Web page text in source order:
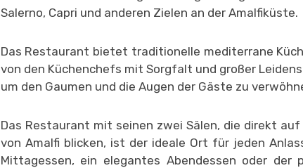
Salerno, Capri und anderen Zielen an der Amalfiküste.
Das Restaurant bietet traditionelle mediterrane
von den Küchenchefs mit Sorgfalt und großer
um den Gaumen und die Augen der Gäste zu
Das Restaurant mit seinen zwei Sälen, die direkt
von Amalfi blicken, ist der ideale Ort für jeden
Mittagessen, ein elegantes Abendessen oder der